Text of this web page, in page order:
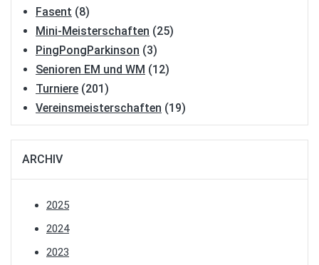
Fasent (8)
Mini-Meisterschaften (25)
PingPongParkinson (3)
Senioren EM und WM (12)
Turniere (201)
Vereinsmeisterschaften (19)
ARCHIV
2025
2024
2023